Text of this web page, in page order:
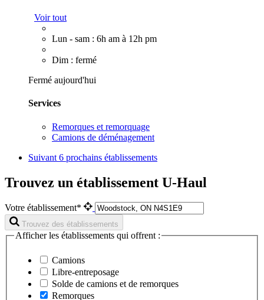
Voir tout
Lun - sam : 6h am à 12h pm
Dim : fermé
Fermé aujourd'hui
Services
Remorques et remorquage
Camions de déménagement
Suivant 6 prochains établissements
Trouvez un établissement U-Haul
Votre établissement*
Trouvez des établissements
Afficher les établissements qui offrent :
Camions
Libre-entreposage
Solde de camions et de remorques
Remorques